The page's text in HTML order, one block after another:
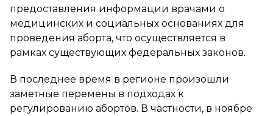
предоставления информации врачами о
медицинских и социальных основаниях для
проведения аборта, что осуществляется в
рамках существующих федеральных законов.
В последнее время в регионе произошли
заметные перемены в подходах к
регулированию абортов. В частности, в ноябре